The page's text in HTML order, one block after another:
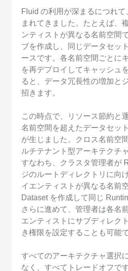
Fluid の利用が深まるにつれ
まれてきました。たとえば、
ンティストが異なる名前空間
ブを作成し、同じデータセッ
ースです。各名前空間ごとに
を再デプロイしてキャッシュ
ると、データ冗長性の増加と
招きます。
この時点で、リソース節約と
名前空間を超えたデータセッ
が生じました。クロス名前空
ルチテナント型アーキテクチ
すなわち、クラスタ管理者が
ジのルートディレクトリに向
イエンティストが異なる名前
Dataset を作成して同じ
さらに進めて、管理者は各名
エンティストにサブディレク
き権限を設定することも可能で
すべてのアーキテクチャ選択
なく、すべてトレードオフで